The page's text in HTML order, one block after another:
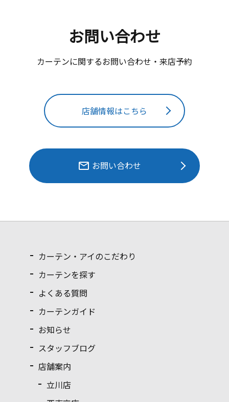
リンク設定はこちら
お問い合わせ
カーテンに関するお問い合わせ・来店予約
店舗情報はこちら
お問い合わせ
カーテン・アイのこだわり
カーテンを探す
よくある質問
カーテンガイド
お知らせ
スタッフブログ
店舗案内
立川店